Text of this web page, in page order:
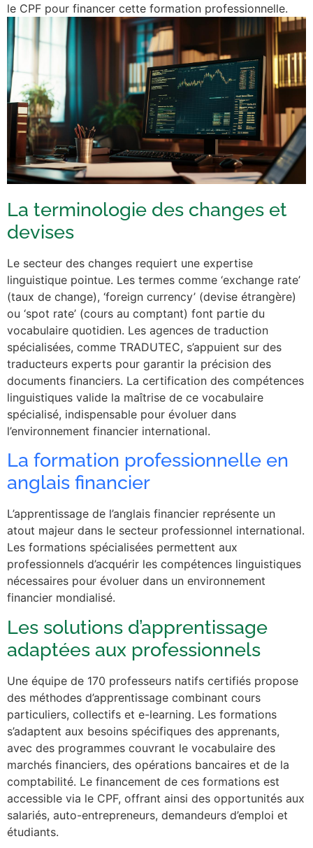
le CPF pour financer cette formation professionnelle.
La terminologie des changes et
devises
Le secteur des changes requiert une expertise
linguistique pointue. Les termes comme ‘exchange rate’
(taux de change), ‘foreign currency’ (devise étrangère)
ou ‘spot rate’ (cours au comptant) font partie du
vocabulaire quotidien. Les agences de traduction
spécialisées, comme TRADUTEC, s’appuient sur des
traducteurs experts pour garantir la précision des
documents financiers. La certification des compétences
linguistiques valide la maîtrise de ce vocabulaire
spécialisé, indispensable pour évoluer dans
l’environnement financier international.
La formation professionnelle en
anglais financier
L’apprentissage de l’anglais financier représente un
atout majeur dans le secteur professionnel international.
Les formations spécialisées permettent aux
professionnels d’acquérir les compétences linguistiques
nécessaires pour évoluer dans un environnement
financier mondialisé.
Les solutions d’apprentissage
adaptées aux professionnels
Une équipe de 170 professeurs natifs certifiés propose
des méthodes d’apprentissage combinant cours
particuliers, collectifs et e-learning. Les formations
s’adaptent aux besoins spécifiques des apprenants,
avec des programmes couvrant le vocabulaire des
marchés financiers, des opérations bancaires et de la
comptabilité. Le financement de ces formations est
accessible via le CPF, offrant ainsi des opportunités aux
salariés, auto-entrepreneurs, demandeurs d’emploi et
étudiants.